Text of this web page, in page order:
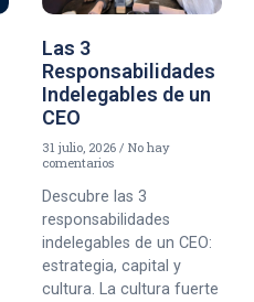
Las 3
Responsabilidades
Indelegables de un
CEO
31 julio, 2026 No hay
comentarios
Descubre las 3
responsabilidades
indelegables de un CEO:
estrategia, capital y
cultura. La cultura fuerte